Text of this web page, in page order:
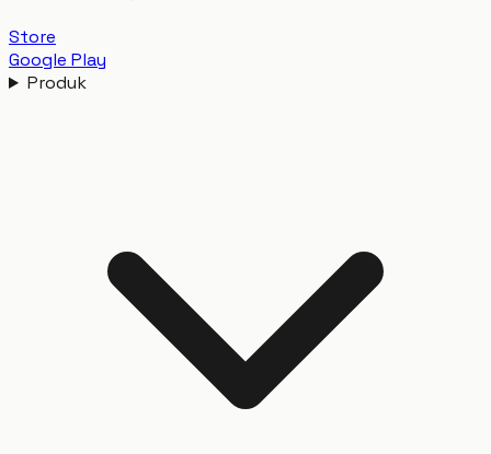
Store
Google Play
Produk